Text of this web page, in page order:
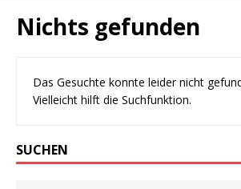
Nichts gefunden
Das Gesuchte konnte leider nicht
Vielleicht hilft die Suchfunktion.
SUCHEN